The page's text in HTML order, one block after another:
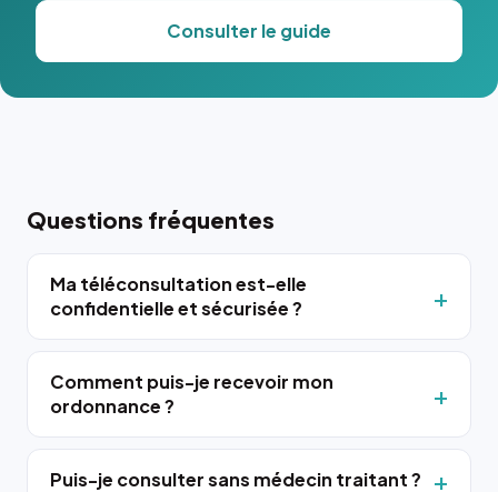
Consulter le guide
Questions fréquentes
Ma téléconsultation est-elle
confidentielle et sécurisée ?
Comment puis-je recevoir mon
ordonnance ?
Puis-je consulter sans médecin traitant ?